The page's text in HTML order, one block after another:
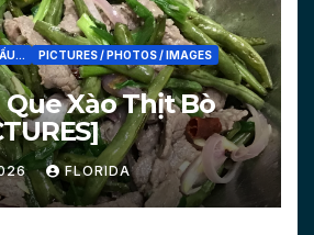
PICTURES / PHOTOS / IMAGES
Xào Thịt Bò
FLORIDA